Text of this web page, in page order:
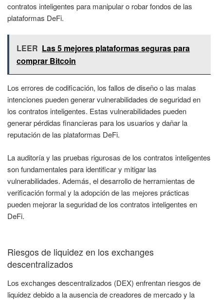
contratos inteligentes para manipular o robar fondos de las
plataformas DeFi.
LEER Las 5 mejores plataformas seguras para
comprar Bitcoin
Los errores de codificación, los fallos de diseño o las malas
intenciones pueden generar vulnerabilidades de seguridad en
los contratos inteligentes. Estas vulnerabilidades pueden
generar pérdidas financieras para los usuarios y dañar la
reputación de las plataformas DeFi.
La auditoría y las pruebas rigurosas de los contratos inteligentes
son fundamentales para identificar y mitigar las
vulnerabilidades. Además, el desarrollo de herramientas de
verificación formal y la adopción de las mejores prácticas
pueden mejorar la seguridad de los contratos inteligentes en
DeFi.
Riesgos de liquidez en los exchanges
descentralizados
Los exchanges descentralizados (DEX) enfrentan riesgos de
liquidez debido a la ausencia de creadores de mercado y la